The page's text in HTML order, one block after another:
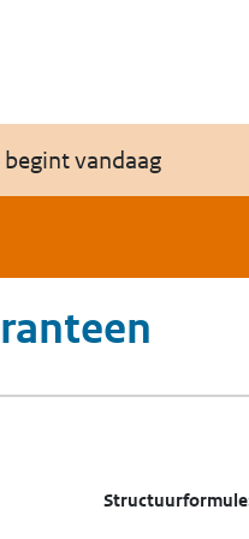
begint vandaag
nummer)
Structuurformule